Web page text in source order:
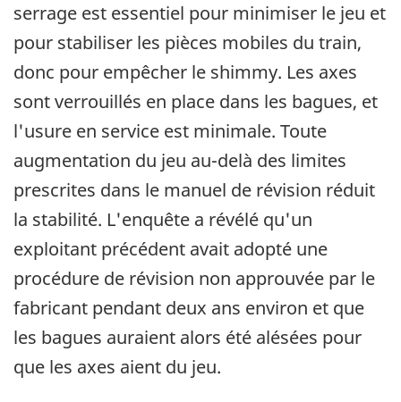
serrage est essentiel pour minimiser le jeu et
pour stabiliser les pièces mobiles du train,
donc pour empêcher le shimmy. Les axes
sont verrouillés en place dans les bagues, et
l'usure en service est minimale. Toute
augmentation du jeu au-delà des limites
prescrites dans le manuel de révision réduit
la stabilité. L'enquête a révélé qu'un
exploitant précédent avait adopté une
procédure de révision non approuvée par le
fabricant pendant deux ans environ et que
les bagues auraient alors été alésées pour
que les axes aient du jeu.